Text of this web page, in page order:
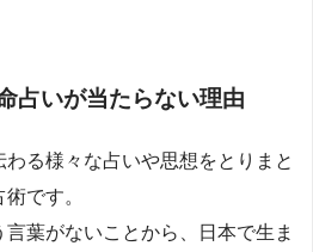
占いが当たらない理由
る様々な占いや思想をとりまと
です。
葉がないことから、日本で生ま